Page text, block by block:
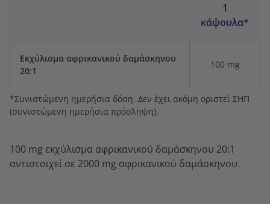
1
κάψουλα*
Εκχύλισμα αφρικανικού δαμάσκηνου
20:1
100 mg
*Συνιστώμενη ημερήσια δόση. Δεν έχει ακόμη οριστεί ΣΗΠ
(συνιστώμενη ημερήσια πρόσληψη).
100 mg εκχύλισμα αφρικανικού δαμάσκηνου 20:1
αντιστοιχεί σε 2000 mg αφρικανικού δαμάσκηνου.